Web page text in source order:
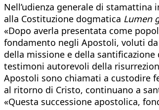
Nell’udienza generale di
alla Costituzione dogmatica Lumen
«Dopo averla presentata come
fondamento negli Apostoli, voluti da
della missione e della
testimoni autorevoli della
Apostoli sono chiamati a custodire
al ritorno di Cristo, continuano a
«Questa successione apostolica,